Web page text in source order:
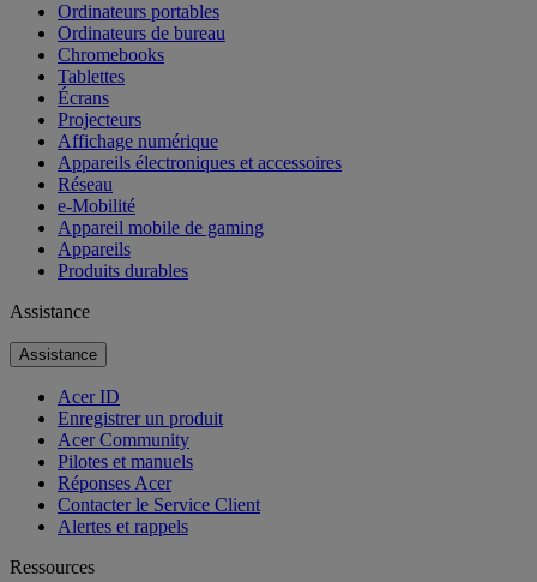
Ordinateurs portables
Ordinateurs de bureau
Chromebooks
Tablettes
Écrans
Projecteurs
Affichage numérique
Appareils électroniques et accessoires
Réseau
e-Mobilité
Appareil mobile de gaming
Appareils
Produits durables
Assistance
Assistance
Acer ID
Enregistrer un produit
Acer Community
Pilotes et manuels
Réponses Acer
Contacter le Service Client
Alertes et rappels
Ressources